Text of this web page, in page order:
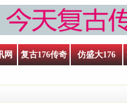
网 复古176传奇 仿盛大176